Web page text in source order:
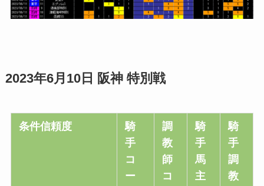
2023年6月10日 阪神 特別戦
条件信頼度
騎
手
コ
ー
調
教
師
コ
騎
手
馬
主
騎
手
調
教